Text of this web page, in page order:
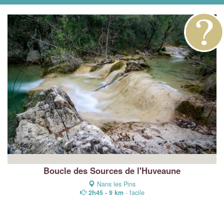
Boucle des Sources de l'Huveaune
Nans les Pins
2h45 - 9 km- facile